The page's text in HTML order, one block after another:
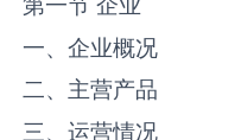
一、企业概况
二、主营产品
三、运营情况